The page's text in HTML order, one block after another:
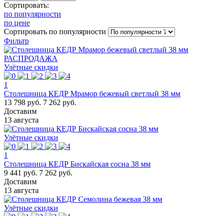
Сортировать:
по популярности
по цене
Сортировать по популярности
Фильтр
РАСПРОДАЖА
Улётные скидки
1
Столешница КЕДР Мрамор бежевый светлый 38 мм
13 798 руб. 7 262 руб.
Доставим
13 августа
Улётные скидки
1
Столешница КЕДР Бискайская сосна 38 мм
9 441 руб. 7 262 руб.
Доставим
13 августа
Улётные скидки